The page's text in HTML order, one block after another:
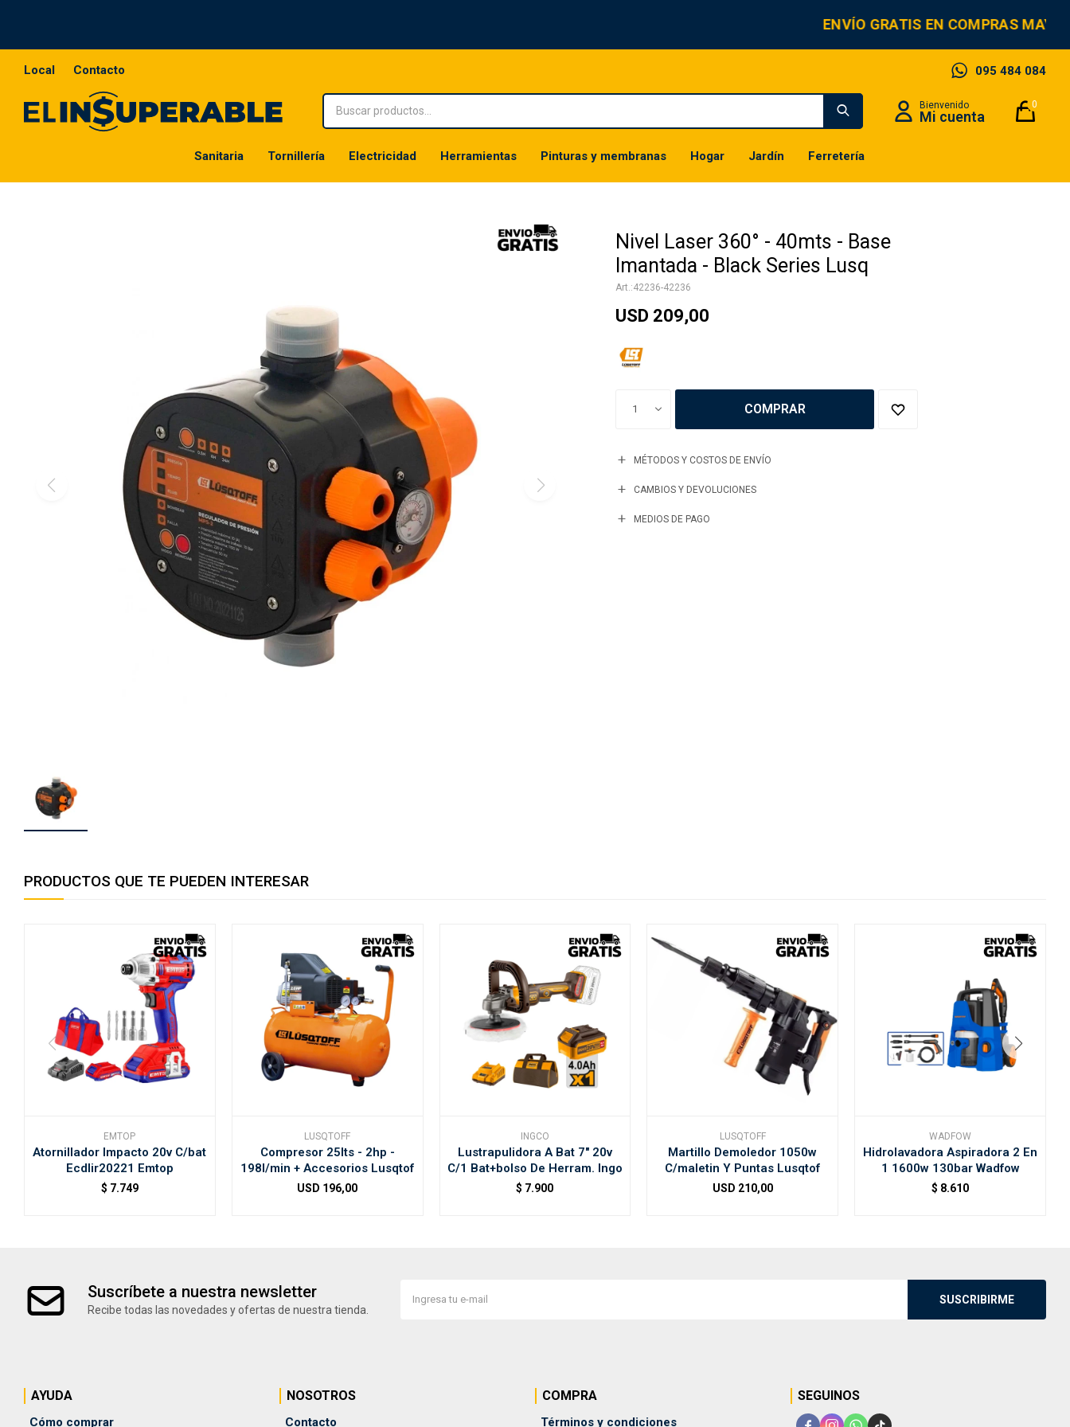
ENVÍO GRATIS EN COMPRAS
Sanitaria Tornillería Electricidad Herramientas Pinturas y membranas Hogar Jardín Ferretería
0
095 484 084
Local Contacto
Nivel Laser 360° - 40mts - Base
Imantada - Black Series Lusq
42236-42236
USD 209,00
1 COMPRAR
MÉTODOS Y COSTOS DE ENVÍO
CAMBIOS Y DEVOLUCIONES
MEDIOS DE PAGO
PRODUCTOS QUE TE PUEDEN INTERESAR
EMTOP
Atornillador Impacto 20v C/bat
Ecdlir20221 Emtop
$ 7.749
LUSQTOFF
Compresor 25lts - 2hp -
198l/min + Accesorios Lusqtof
USD 196,00
INGCO
Lustrapulidora A Bat 7" 20v
C/1 Bat+bolso De Herram. Ingo
$ 7.900
LUSQTOFF
Martillo Demoledor 1050w
C/maletin Y Puntas Lusqtof
USD 210,00
WADFOW
Hidrolavadora Aspiradora 2 En
1 1600w 130bar Wadfow
$ 8.610
Suscríbete a nuestra newsletter
Recibe todas las novedades y ofertas de nuestra tienda.
SUSCRIBIRME
AYUDA
Cómo comprar
NOSOTROS
Contacto
COMPRA
Términos y condiciones
SEGUINOS